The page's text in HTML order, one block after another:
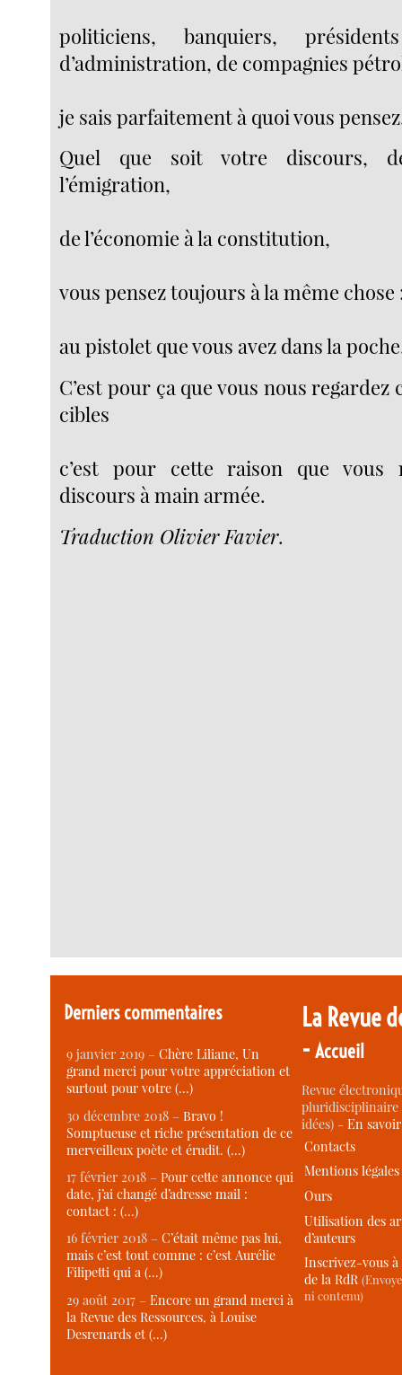
politiciens, banquiers,
d’administration, de compagnies
je sais parfaitement à quoi vous
Quel que soit votre discours,
l’émigration,
de l’économie à la constitution,
vous pensez toujours à la même chose
au pistolet que vous avez dans la
C’est pour ça que vous nous regardez
cibles
c’est pour cette raison que vous
discours à main armée.
Traduction Olivier Favier.
Derniers commentaires
9 janvier 2019 –Chère Liliane, Un
grand merci pour votre appréciation et
surtout pour votre (…)
30 décembre 2018 –Bravo !
Somptueuse et riche présentation de ce
merveilleux poète et érudit. (…)
17 février 2018 –Pour cette annonce qui
date, j’ai changé d’adresse mail :
contact : (…)
16 février 2018 –C’était même pas lui,
mais c’est tout comme : c’est Aurélie
Filipetti qui a (…)
29 août 2017 –Encore un grand merci à
la Revue des Ressources, à Louise
Desrenards et (…)
La Revue
-Accueil
Revue
idées) -En
Contacts
Mentions légales
Ours
Utilisation des
d’auteurs
Inscrivez-vous
de la RdR
ni contenu)